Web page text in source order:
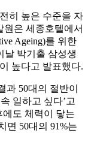
히 높은 수준을 자
원은 세종호텔에서
Ageing)를 위한
날 박기출 삼성생
높다고 발표했다.
50대의 절반이
일하고 싶다’고
에도 체력이 닿는
면 50대의 91%는